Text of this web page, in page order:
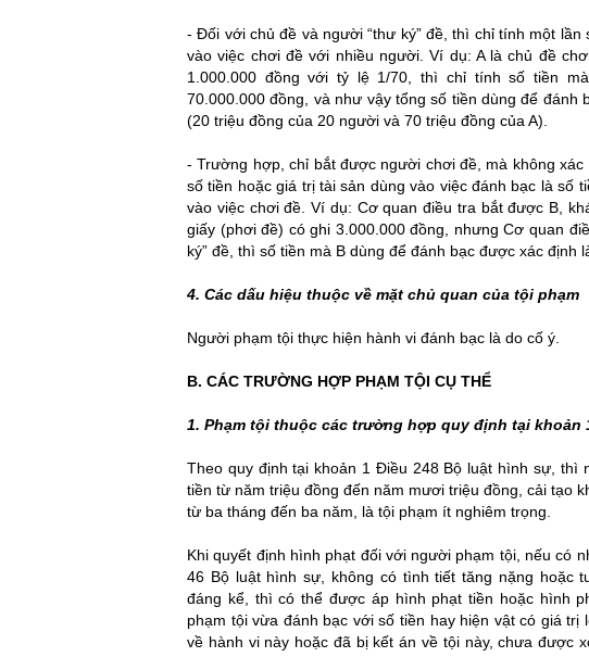
- Đối với chủ đề và người “thư ký” đề, thì chỉ tính một
vào việc chơi đề với nhiều người. Ví dụ: A là chủ đề
1.000.000 đồng với tỷ lệ 1/70, thì chỉ tính số tiền
70.000.000 đồng, và như vậy tổng số tiền dùng để đánh
(20 triệu đồng của 20 người và 70 triệu đồng của A).
- Trường hợp, chỉ bắt được người chơi đề, mà không xác
số tiền hoặc giá trị tài sản dùng vào việc đánh bạc là số
vào việc chơi đề. Ví dụ: Cơ quan điều tra bắt được B,
giấy (phơi đề) có ghi 3.000.000 đồng, nhưng Cơ quan
ký” đề, thì số tiền mà B dùng để đánh bạc được xác định
4. Các dấu hiệu thuộc về mặt chủ quan của tội phạm
Người phạm tội thực hiện hành vi đánh bạc là do cố ý.
B. CÁC TRƯỜNG HỢP PHẠM TỘI CỤ THỂ
1. Phạm tội thuộc các trường hợp quy định tại khoản
Theo quy định tại khoản 1 Điều 248 Bộ luật hình sự, thì
tiền từ năm triệu đồng đến năm mươi triệu đồng, cải tạo
từ ba tháng đến ba năm, là tội phạm ít nghiêm trọng.
Khi quyết định hình phạt đối với người phạm tội, nếu có
46 Bộ luật hình sự, không có tình tiết tăng nặng hoặc
đáng kể, thì có thể được áp hình phạt tiền hoặc hình
phạm tội vừa đánh bạc với số tiền hay hiện vật có giá
về hành vi này hoặc đã bị kết án về tội này, chưa được